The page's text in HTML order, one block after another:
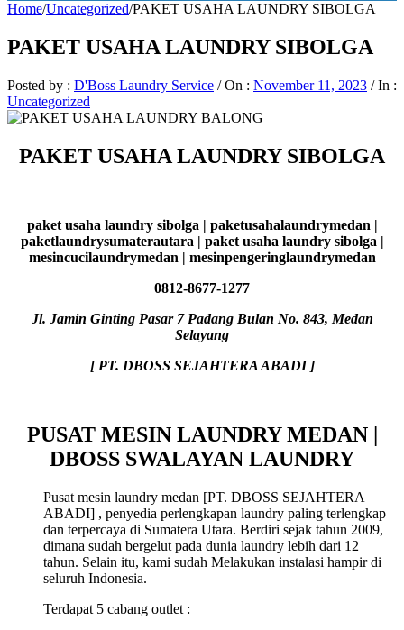
Home/Uncategorized/PAKET USAHA LAUNDRY SIBOLGA
PAKET USAHA LAUNDRY SIBOLGA
Posted by : D'Boss Laundry Service / On : November 11, 2023 /In :
Uncategorized
PAKET USAHA LAUNDRY SIBOLGA
paket usaha laundry sibolga | paketusahalaundrymedan |
paketlaundrysumaterautara | paket usaha laundry sibolga |
mesincucilaundrymedan | mesinpengeringlaundrymedan
0812-8677-1277
Jl. Jamin Ginting Pasar 7 Padang Bulan No. 843, Medan
Selayang
[ PT. DBOSS SEJAHTERA ABADI ]
PUSAT MESIN LAUNDRY MEDAN |
DBOSS SWALAYAN LAUNDRY
Pusat mesin laundry medan [PT. DBOSS SEJAHTERA
ABADI] , penyedia perlengkapan laundry paling terlengkap
dan terpercaya di Sumatera Utara. Berdiri sejak tahun 2009,
dimana sudah bergelut pada dunia laundry lebih dari 12
tahun. Selain itu, kami sudah Melakukan instalasi hampir di
seluruh Indonesia.
Terdapat 5 cabang outlet :